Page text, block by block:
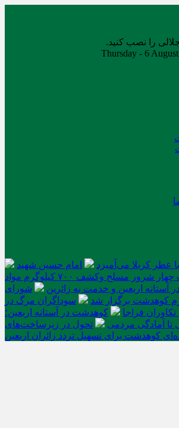
را نصب کنید.
کربلا می‌آمیزد
امام حسین شهید
هلاکت چهار شرور مسلح وکشف ۷۰۰ کیلوگرم مواد
آستانه اربعین و خدمت‌ به زائرین
شورای
کوهدشت برگزار شد
سوداگران مرگ در
فراجا
کوهدشت در آستانه اربعین؛
تا آمادگی مردمی
تحول در زیرساخت‌های
کوهدشت برای تسهیل تردد زائران اربعین